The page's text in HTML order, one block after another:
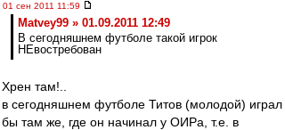
01 сен 2011 11:59
Matvey99 » 01.09.2011 12:49
В сегодняшнем футболе такой игрок
НЕвостребован
Хрен там!..
в сегодняшнем футболе Титов (молодой) играл
бы там же, где он начинал у ОИРа, т.е. в